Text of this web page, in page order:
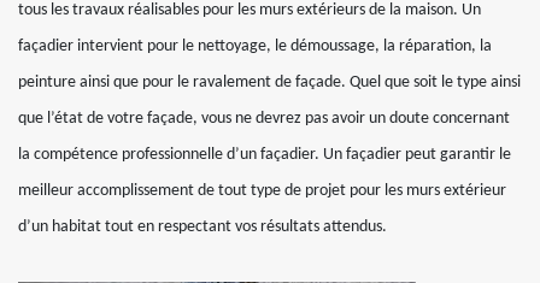
tous les travaux réalisables pour les murs extérieurs de la maison. Un
façadier intervient pour le nettoyage, le démoussage, la réparation, la
peinture ainsi que pour le ravalement de façade. Quel que soit le type ainsi
que l’état de votre façade, vous ne devrez pas avoir un doute concernant
la compétence professionnelle d’un façadier. Un façadier peut garantir le
meilleur accomplissement de tout type de projet pour les murs extérieur
d’un habitat tout en respectant vos résultats attendus.